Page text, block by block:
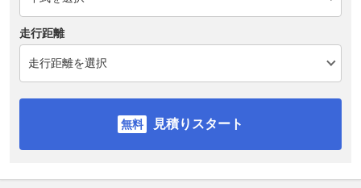
走行距離
見積りスタート